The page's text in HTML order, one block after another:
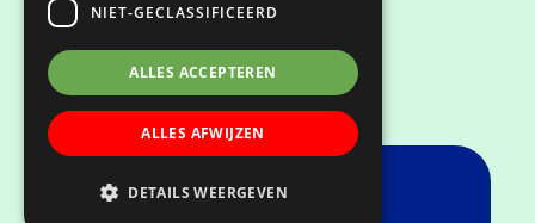
NIET-GECLASSIFICEERD
ALLES ACCEPTEREN
ALLES AFWIJZEN
DETAILS WEERGEVEN